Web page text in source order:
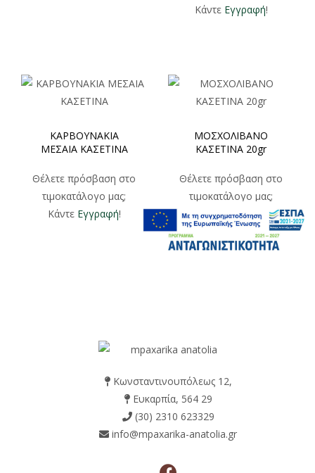
Κάντε Εγγραφή!
ΚΑΡΒΟΥΝΑΚΙΑ
ΜΕΣΑΙΑ ΚΑΣΕΤΙΝΑ
Θέλετε πρόσβαση στο
τιμοκατάλογο μας;
Κάντε Εγγραφή!
ΜΟΣΧΟΛΙΒΑΝΟ
ΚΑΣΕΤΙΝΑ 20gr
Θέλετε πρόσβαση στο
τιμοκατάλογο μας;
ΚάντεΕγγραφή
Κωνσταντινουπόλεως 12,
Ευκαρπία, 564 29
(30) 2310 623329
info@mpaxarika-anatolia.gr